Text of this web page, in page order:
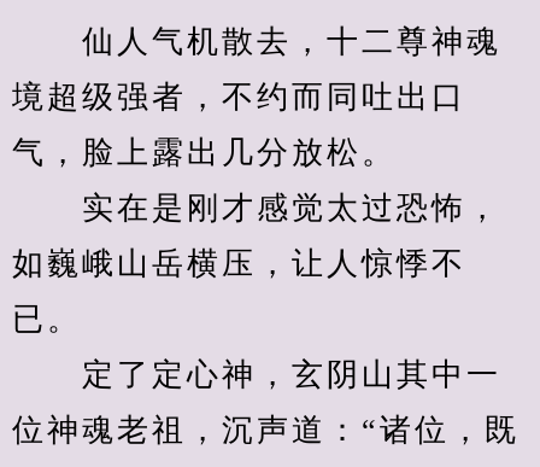
仙人气机散去，十二尊神魂
境超级强者，不约而同吐出口
气，脸上露出几分放松。
实在是刚才感觉太过恐怖，
如巍峨山岳横压，让人惊悸不
已。
定了定心神，玄阴山其中一
位神魂老祖，沉声道：“诸位，既